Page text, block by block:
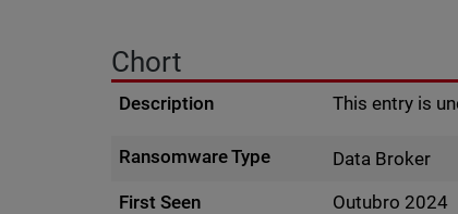
Chort
Description This entry is
Ransomware Type
Data Broker
First Seen
Outubro 2024